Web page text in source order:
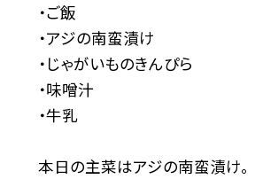
・ご飯
・アジの南蛮漬け
・じゃがいものきんぴら
・味噌汁
・牛乳
本日の主菜はアジの南蛮漬け。